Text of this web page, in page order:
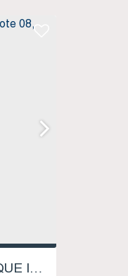
TERRENO NO LOTEAMENTO BOSQUE IMBITUBA - LOTE 08, QUADRA 17 - SAMBAQUI - IMBITUBA SC